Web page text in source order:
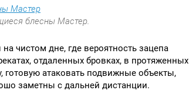
блесны Мастер.
чистом дне, где вероятность зацепа
отдаленных бровках, в протяженных
готовую атаковать подвижные объекты,
заметны с дальней дистанции.